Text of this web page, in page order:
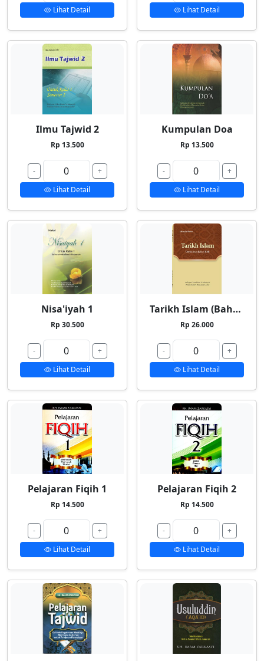
Lihat Detail
Lihat Detail
Ilmu Tajwid 2
Rp 13.500
-
+
Lihat Detail
Kumpulan Doa
Rp 13.500
-
+
Lihat Detail
Nisa'iyah 1
Rp 30.500
-
+
Lihat Detail
Tarikh Islam (Bahasa Indonesia)
Rp 26.000
-
+
Lihat Detail
Pelajaran Fiqih 1
Rp 14.500
-
+
Lihat Detail
Pelajaran Fiqih 2
Rp 14.500
-
+
Lihat Detail